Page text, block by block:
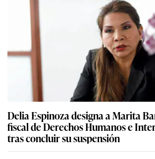
Delia Espinoza designa a Marita
fiscal de Derechos Humanos e
tras concluir su suspensión